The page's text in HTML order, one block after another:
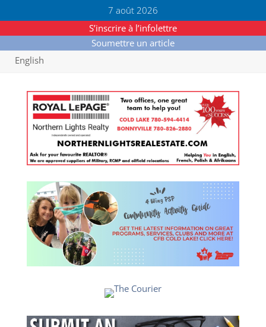
7 août 2026
S’inscrire à l’infolettre
Soumettre un article
English